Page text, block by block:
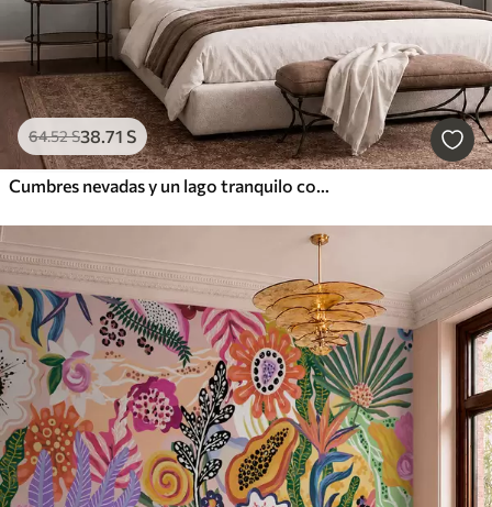
64.52S38.71 S
Cumbres nevadas y un lago tranquilo con un reflejo como un espejo